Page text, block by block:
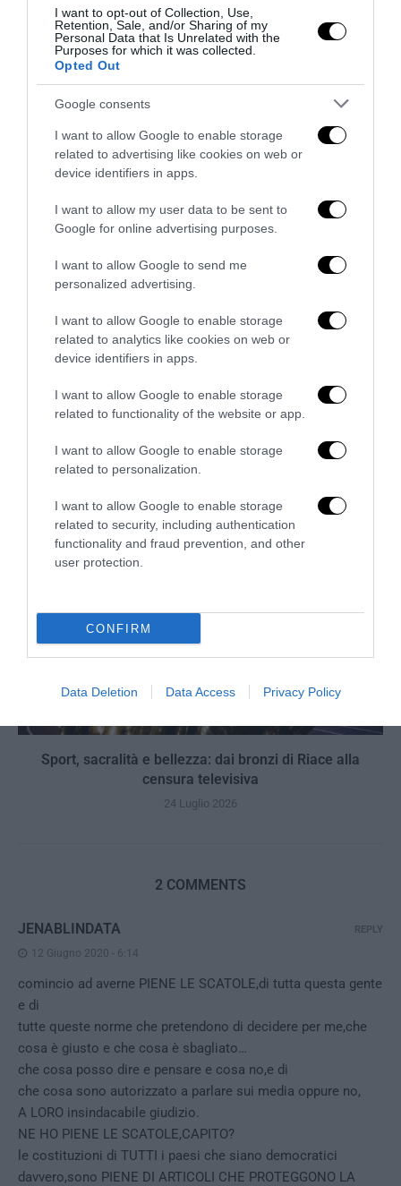
I want to opt-out of Collection, Use,
Retention, Sale, and/or Sharing of my
Personal Data that Is Unrelated with the
Purposes for which it was collected.
Opted Out
Google consents
I want to allow Google to enable storage
related to advertising like cookies on web or
device identifiers in apps.
I want to allow my user data to be sent to
Google for online advertising purposes.
I want to allow Google to send me
personalized advertising.
I want to allow Google to enable storage
related to analytics like cookies on web or
device identifiers in apps.
I want to allow Google to enable storage
related to functionality of the website or app.
I want to allow Google to enable storage
related to personalization.
I want to allow Google to enable storage
related to security, including authentication
functionality and fraud prevention, and other
user protection.
CONFIRM
Data Deletion Data Access Privacy Policy
Berlino, l’islamismo colpisce il Pride: il perpetuo
fallimento dell’integrazione
27 Luglio 2026
Thomas ucciso perché bianco: la giustizia rompe il muro
di silenzio
25 Luglio 2026
Sport, sacralità e bellezza: dai bronzi di Riace alla
censura televisiva
24 Luglio 2026
2 COMMENTS
JENABLINDATA
12 Giugno 2020 - 6:14
comincio ad averne PIENE LE SCATOLE,di tutta questa gente
e di
tutte queste norme che pretendono di decidere per me,che
cosa è giusto e che cosa è sbagliato…
che cosa posso dire e pensare e cosa no,e di
che cosa sono autorizzato a parlare sui media oppure no,
A LORO insindacabile giudizio.
NE HO PIENE LE SCATOLE,CAPITO?
le costituzioni di TUTTI i paesi che siano democratici
davvero,sono PIENE DI ARTICOLI CHE PROTEGGONO LA
REPLY